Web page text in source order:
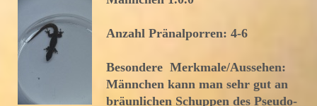
Anzahl Pränalporren: 4-6
Besondere Merkmale/Aussehen:
Männchen kann man sehr gut an
bräunlichen Schuppen des Pseudo-